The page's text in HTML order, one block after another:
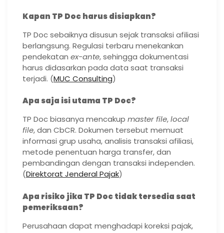
Kapan TP Doc harus disiapkan?
TP Doc sebaiknya disusun sejak transaksi afiliasi
berlangsung. Regulasi terbaru menekankan
pendekatan ex-ante, sehingga dokumentasi
harus didasarkan pada data saat transaksi
terjadi. (MUC Consulting)
Apa saja isi utama TP Doc?
TP Doc biasanya mencakup master file,local
file, dan CbCR. Dokumen tersebut memuat
informasi grup usaha, analisis transaksi afiliasi,
metode penentuan harga transfer, dan
pembandingan dengan transaksi independen.
(Direktorat Jenderal Pajak)
Apa risiko jika TP Doc tidak tersedia saat
pemeriksaan?
Perusahaan dapat menghadapi koreksi pajak,